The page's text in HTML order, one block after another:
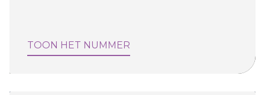
TOON HET NUMMER